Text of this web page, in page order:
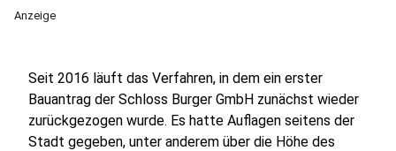
Anzeige
Seit 2016 läuft das Verfahren, in dem ein erster
Bauantrag der Schloss Burger GmbH zunächst wieder
zurückgezogen wurde. Es hatte Auflagen seitens der
Stadt gegeben, unter anderem über die Höhe des